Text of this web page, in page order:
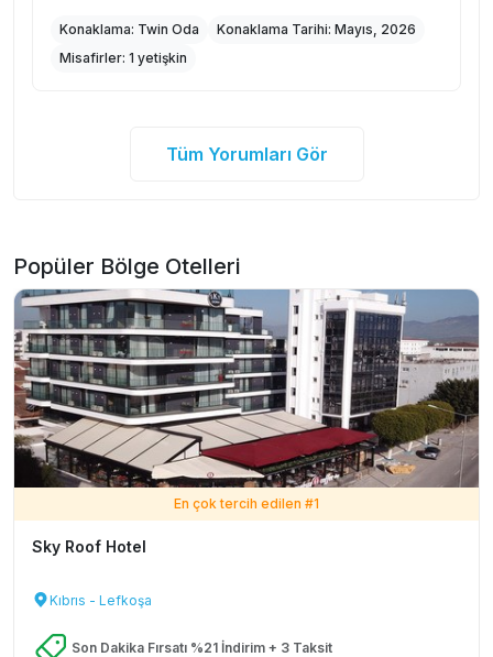
Konaklama: Twin Oda Konaklama Tarihi: Mayıs, 2026
Misafirler: 1 yetişkin
Tüm Yorumları Gör
Popüler Bölge Otelleri
En çok tercih edilen #1
Sky Roof Hotel
Kıbrıs - Lefkoşa
Son Dakika Fırsatı %21 İndirim + 3 Taksit